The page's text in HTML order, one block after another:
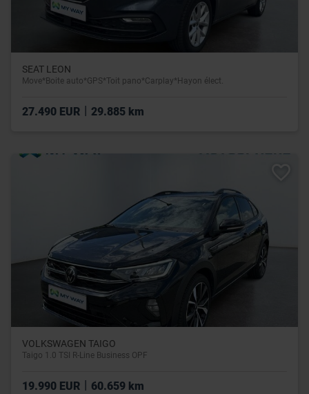
SEAT LEON
Move*Boite auto*GPS*Toit pano*Carplay*Hayon élect.
27.490 EUR | 29.885 km
VOLKSWAGEN TAIGO
Taigo 1.0 TSI R-Line Business OPF
19.990 EUR 60.659 km